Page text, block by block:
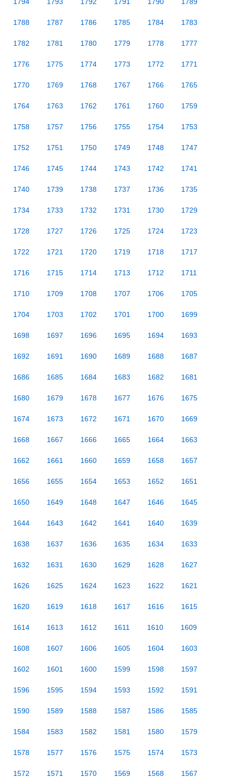
1788 1787 1786 1785 1784 1783
1782 1781 1780 1779 1778 1777
1776 1775 1774 1773 1772 1771
1770 1769 1768 1767 1766 1765
1764 1763 1762 1761 1760 1759
1758 1757 1756 1755 1754 1753
1752 1751 1750 1749 1748 1747
1746 1745 1744 1743 1742 1741
1740 1739 1738 1737 1736 1735
1734 1733 1732 1731 1730 1729
1728 1727 1726 1725 1724 1723
1722 1721 1720 1719 1718 1717
1716 1715 1714 1713 1712 1711
1710 1709 1708 1707 1706 1705
1704 1703 1702 1701 1700 1699
1698 1697 1696 1695 1694 1693
1692 1691 1690 1689 1688 1687
1686 1685 1684 1683 1682 1681
1680 1679 1678 1677 1676 1675
1674 1673 1672 1671 1670 1669
1668 1667 1666 1665 1664 1663
1662 1661 1660 1659 1658 1657
1656 1655 1654 1653 1652 1651
1650 1649 1648 1647 1646 1645
1644 1643 1642 1641 1640 1639
1638 1637 1636 1635 1634 1633
1632 1631 1630 1629 1628 1627
1626 1625 1624 1623 1622 1621
1620 1619 1618 1617 1616 1615
1614 1613 1612 1611 1610 1609
1608 1607 1606 1605 1604 1603
1602 1601 1600 1599 1598 1597
1596 1595 1594 1593 1592 1591
1590 1589 1588 1587 1586 1585
1584 1583 1582 1581 1580 1579
1578 1577 1576 1575 1574 1573
1572 1571 1570 1569 1568 1567